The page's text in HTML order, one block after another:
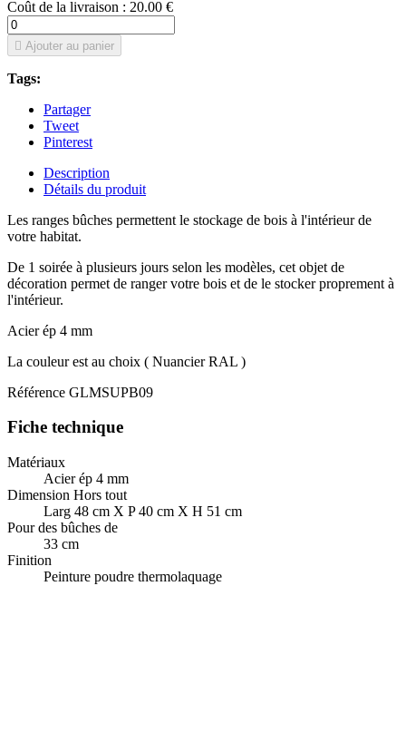
Coût de la livraison : 20.00 €
 Ajouter au panier
Tags:
Partager
Tweet
Pinterest
Description
Détails du produit
Les ranges bûches permettent le stockage de bois à l'intérieur de
votre habitat.
De 1 soirée à plusieurs jours selon les modèles, cet objet de
décoration permet de ranger votre bois et de le stocker proprement à
l'intérieur.
Acier ép 4 mm
La couleur est au choix ( Nuancier RAL )
Référence GLMSUPB09
Fiche technique
Matériaux
Acier ép 4 mm
Dimension Hors tout
Larg 48 cm X P 40 cm X H 51 cm
Pour des bûches de
33 cm
Finition
Peinture poudre thermolaquage